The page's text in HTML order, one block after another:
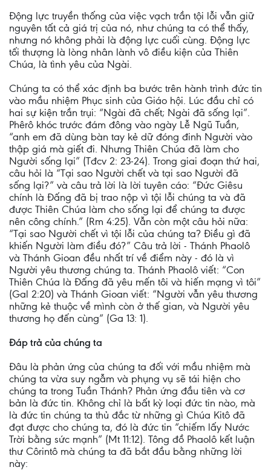
Động lực truyền thống của việc vạch trần tội lỗi vẫn giữ
nguyên tất cả giá trị của nó, như chúng ta có thể thấy,
nhưng nó không phải là động lực cuối cùng. Động lực
tối thượng là lòng nhân lành vô điều kiện của Thiên
Chúa, là tình yêu của Ngài.
Chúng ta có thể xác định ba bước trên hành trình đức tin
vào mầu nhiệm Phục sinh của Giáo hội. Lúc đầu chỉ có
hai sự kiện trần trụi: “Ngài đã chết; Ngài đã sống lại”.
Phêrô khóc trước đám đông vào ngày Lễ Ngũ Tuần,
“anh em đã dùng bàn tay kẻ dữ đóng đinh Người vào
thập giá mà giết đi. Nhưng Thiên Chúa đã làm cho
Người sống lại” (Tđcv 2: 23-24). Trong giai đoạn thứ hai,
câu hỏi là “Tại sao Người chết và tại sao Người đã
sống lại?” và câu trả lời là lời tuyên cáo: “Đức Giêsu
chính là Đấng đã bị trao nộp vì tội lỗi chúng ta và đã
được Thiên Chúa làm cho sống lại để chúng ta được
nên công chính.” (Rm 4:25). Vẫn còn một câu hỏi nữa:
“Tại sao Người chết vì tội lỗi của chúng ta? Điều gì đã
khiến Người làm điều đó?” Câu trả lời - Thánh Phaolô
và Thánh Gioan đều nhất trí về điểm này - đó là vì
Người yêu thương chúng ta. Thánh Phaolô viết: “Con
Thiên Chúa là Đấng đã yêu mến tôi và hiến mạng vì tôi”
(Gal 2:20) và Thánh Gioan viết: “Người vẫn yêu thương
những kẻ thuộc về mình còn ở thế gian, và Người yêu
thương họ đến cùng” (Ga 13: 1).
Đáp trả của chúng ta
Đâu là phản ứng của chúng ta đối với mầu nhiệm mà
chúng ta vừa suy ngẫm và phụng vụ sẽ tái hiện cho
chúng ta trong Tuần Thánh? Phản ứng đầu tiên và cơ
bản là đức tin. Không chỉ là bất kỳ loại đức tin nào, mà
là đức tin chúng ta thủ đắc từ những gì Chúa Kitô đã
đạt được cho chúng ta, đó là đức tin “chiếm lấy Nước
Trời bằng sức mạnh” (Mt 11:12). Tông đồ Phaolô kết luận
thư Côrintô mà chúng ta đã bắt đầu bằng những lời
này: